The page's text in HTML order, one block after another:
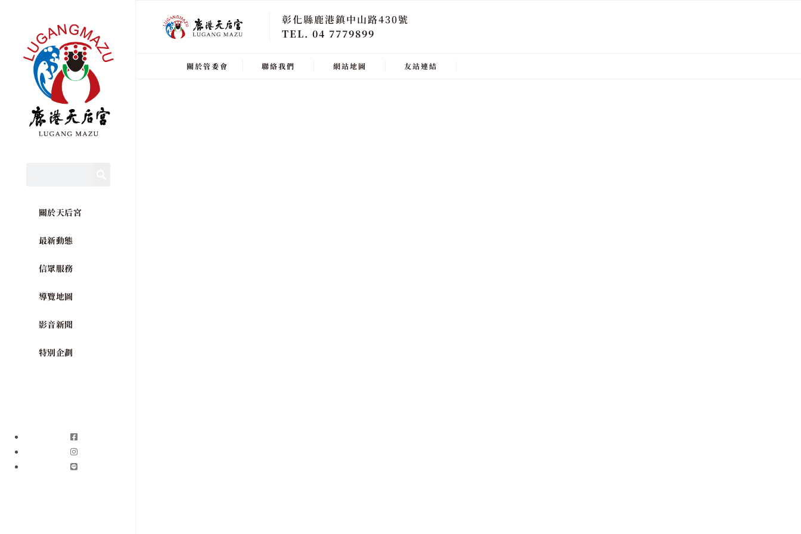
關於天后宮
最新動態
信眾服務
導覽地圖
影音新聞
特別企劃
彰化縣鹿港鎮中山路430號
TEL. 04 7779899
關於管委會 聯絡我們 網站地圖 友站連結